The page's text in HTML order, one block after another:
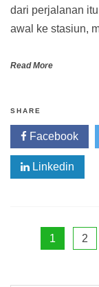
dari perjalanan
awal ke stasiun,
Read More
SHARE
Facebook
Linkedin
1 2